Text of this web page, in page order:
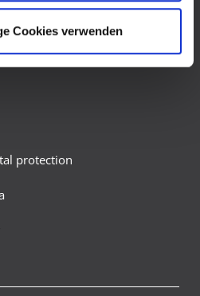
personenbezogene Daten in
verarbeiten, ohne
für Europäer.
Cookies verwenden
protection